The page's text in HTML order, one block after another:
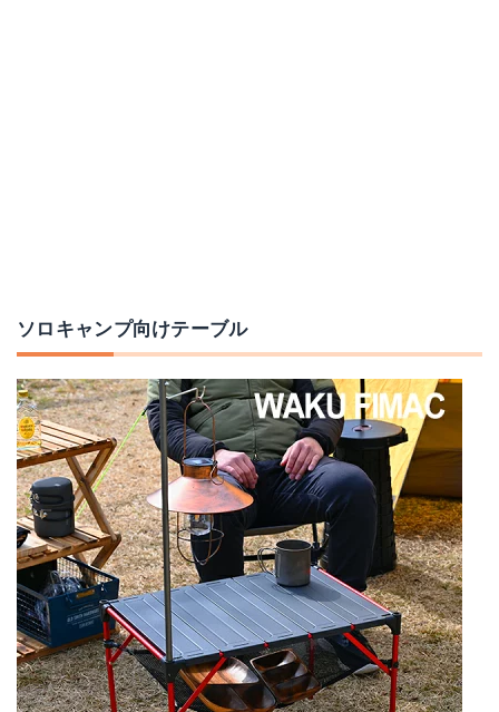
ペレグリンファニチャー アルマジロ テーブル
Amazonで詳細を見る
楽天で詳細を見る
Yahoo!ショッピングで見る
Amazonで詳細を見る
楽天で詳細を見る
Yahoo!ショッピングで見る
ソロキャンプ向けテーブル